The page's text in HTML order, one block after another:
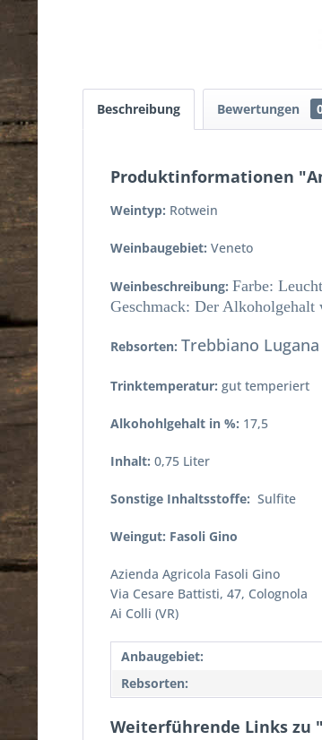
Beschreibung Bewertungen
Produktinformationen
Weintyp: Rotwein
Weinbaugebiet: Veneto
Weinbeschreibung: Farbe:
Geschmack: Der Alkoholgehalt
Rebsorten: Trebbiano Lugana
Trinktemperatur: gut temperiert
Alkohohlgehalt in %: 17,5
Inhalt: 0,75 Liter
Sonstige Inhaltsstoffe: Sulfite
Weingut: Fasoli Gino
Azienda Agricola Fasoli Gino
Via Cesare Battisti, 47, Colognola
Ai Colli (VR)
Anbaugebiet:
Rebsorten:
Weiterführende Links zu